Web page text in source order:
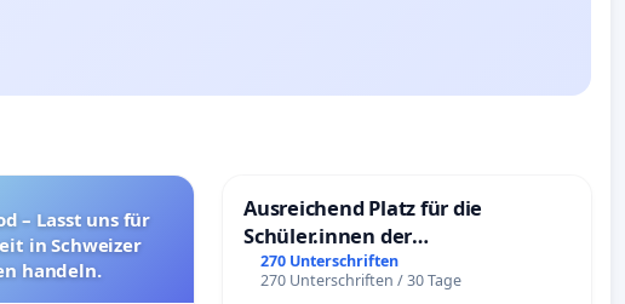
– Lasst uns für
in Schweizer
handeln.
Ausreichend Platz für die
Schüler.innen der
Schönbergschule
270 Unterschriften
270 Unterschriften / 30 Tage